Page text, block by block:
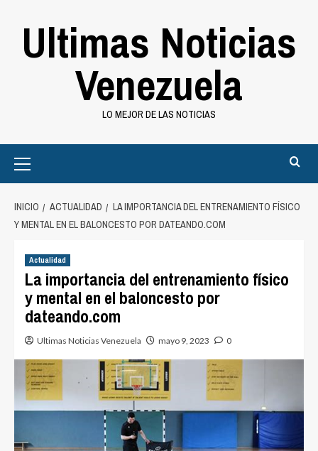
Ultimas Noticias
Venezuela
LO MEJOR DE LAS NOTICIAS
Menu
INICIO ACTUALIDAD
LA IMPORTANCIA DEL ENTRENAMIENTO FÍSICO
Y MENTAL EN EL BALONCESTO POR DATEANDO.COM
Actualidad
La importancia del entrenamiento físico
y mental en el baloncesto por
dateando.com
Ultimas Noticias Venezuela mayo 9, 2023 0